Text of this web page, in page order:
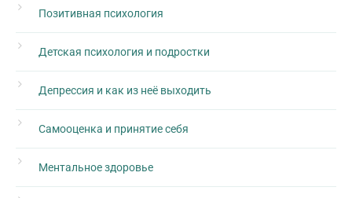
Позитивная психология
Детская психология и подростки
Депрессия и как из неё выходить
Самооценка и принятие себя
Ментальное здоровье